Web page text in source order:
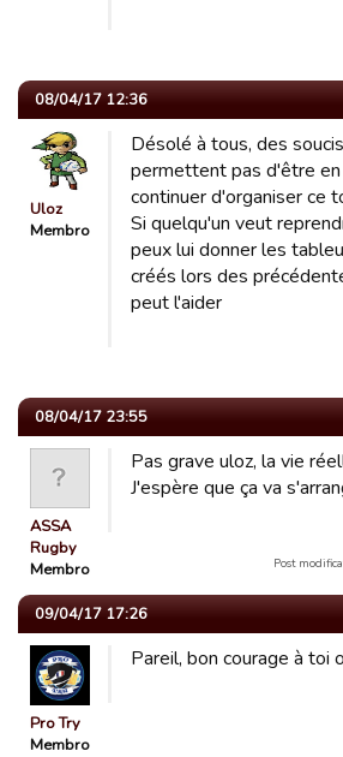
08/04/17 12:36
Uloz
Membro
Désolé à tous, des
permettent pas d'être
continuer d'organiser ce
Si quelqu'un veut
peux lui donner les
créés lors des
peut l'aider
08/04/17 23:55
ASSA
Rugby
Membro
Pas grave uloz, la vie
J'espère que ça va
Post
09/04/17 17:26
Pro Try
Membro
Pareil, bon courage à toi